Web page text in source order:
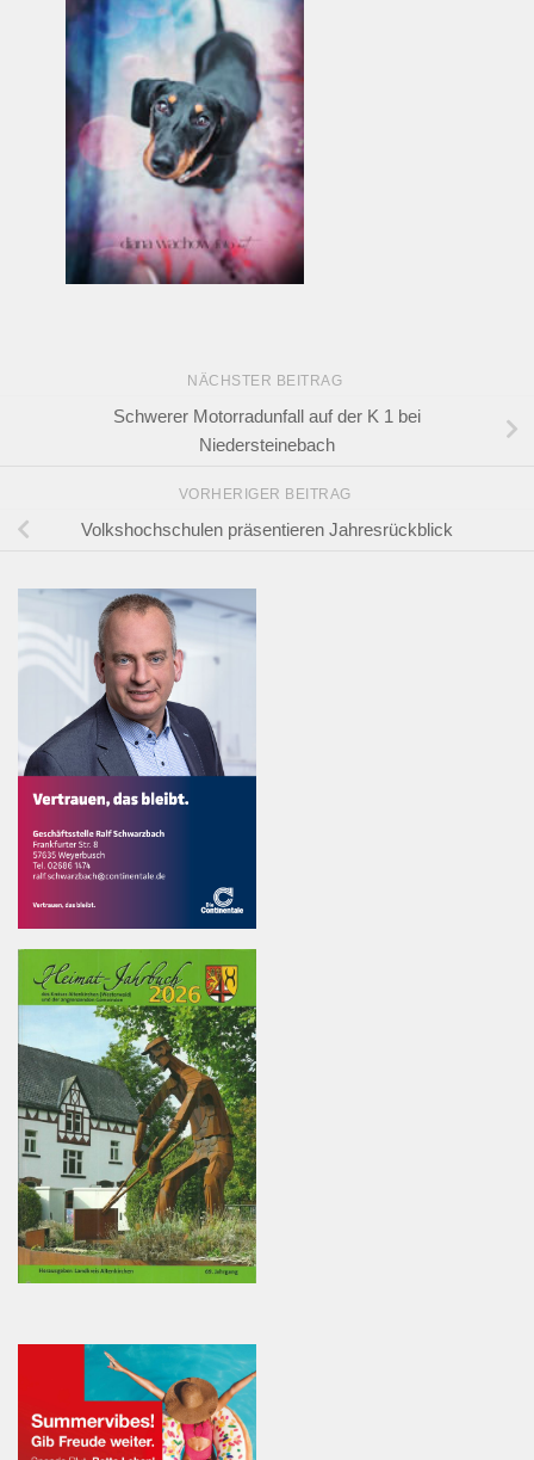
NÄCHSTER BEITRAG
Schwerer Motorradunfall auf der K 1 bei
Niedersteinebach
VORHERIGER BEITRAG
Volkshochschulen präsentieren Jahresrückblick